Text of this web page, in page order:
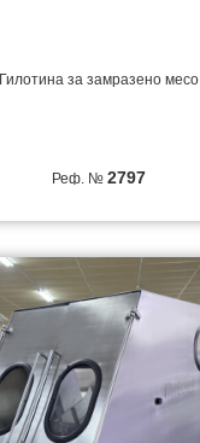
Гилотина за замразено месо
Реф. № 2797